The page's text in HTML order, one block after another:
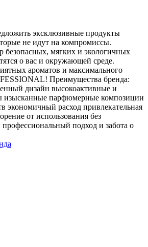
эксклюзивные продукты
не идут на компромиссы.
безопасных, мягких и экологичных
о вас и окружающей среде.
ароматов и максимального
Преимущества бренда:
дизайн высокоактивные и
изысканные парфюмерные композиции
экономичный расход привлекательная
от использования без
подход и забота о